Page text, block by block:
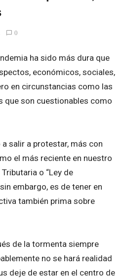
0
ha sido más dura que
económicos, sociales,
en circunstancias como las
que son cuestionables como
salir a protestar, más con
el más reciente en nuestro
o “Ley de
embargo, es de tener en
también prima sobre
de la tormenta siempre
no se hará realidad
deje de estar en el centro de